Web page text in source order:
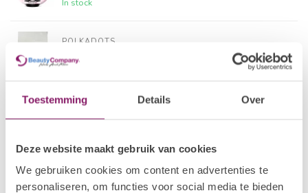
Toestemming Details Over
Deze website maakt gebruik van cookies
We gebruiken cookies om content en advertenties te
personaliseren, om functies voor social media te bieden
POLKADOTS
In stock
€24,19
I.AM NAIL SYSTEMS
Brush Builder - Soft Blush
POLKADOTS
26 BIAP Cherry €24,19